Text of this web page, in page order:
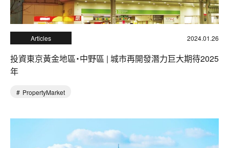
Articles 2024.01.26
投資東京黃金地區・中野區 | 城市再開發潛力巨大期待2025
年
PropertyMarket